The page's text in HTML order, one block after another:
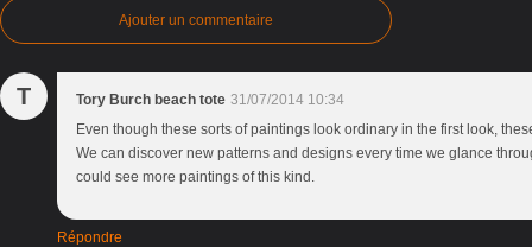
Ajouter un commentaire
T Tory Burch beach tote 31/07/2014 10:34
Even though these sorts of paintings look ordinary in the first look,
We can discover new patterns and designs every time we glance
could see more paintings of this kind.
Répondre